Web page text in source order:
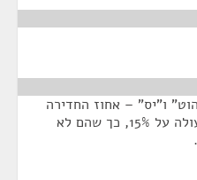
ו"יס" – אחוז החדירה
שלהם באוכלוסייה הערבית לא עולה על 15%, כך שהם לא